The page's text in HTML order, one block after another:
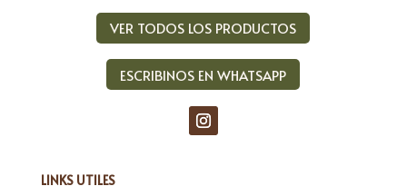
VER TODOS LOS PRODUCTOS
ESCRIBINOS EN WHATSAPP
LINKS UTILES